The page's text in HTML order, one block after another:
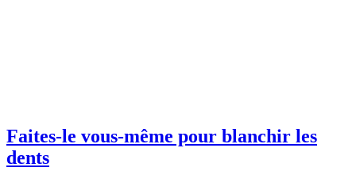
Faites-le vous-même pour blanchir les
dents